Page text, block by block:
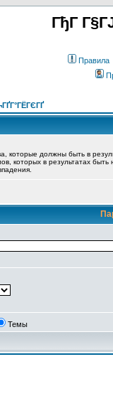
ГђГ
Правила
которые должны быть в
которых в результатах
Темы